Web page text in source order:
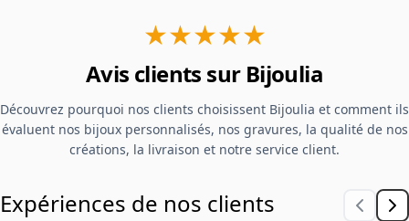
★★★★★
Avis clients sur Bijoulia
Découvrez pourquoi nos clients choisissent Bijoulia et comment ils
évaluent nos bijoux personnalisés, nos gravures, la qualité de nos
créations, la livraison et notre service client.
Expériences de nos clients